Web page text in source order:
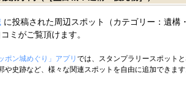
に投稿された周辺スポット（カテゴリー：遺構
ミがご覧頂けます。
ポン城めぐり」アプリ では、スタンプラリースポット
や史跡など、様々な関連スポットを自由に追加できます